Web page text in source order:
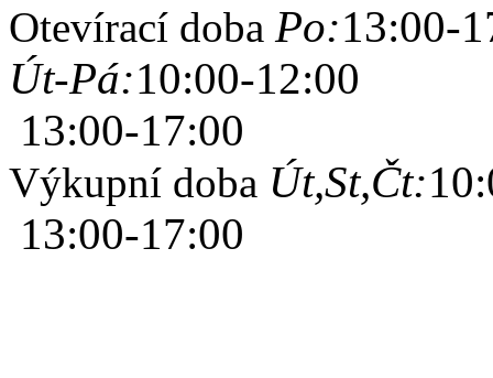
Otevírací doba Po:13:00-
Út-Pá:10:00-12:00
13:00-17:00
Výkupní doba Út,St,Čt:
13:00-17:00